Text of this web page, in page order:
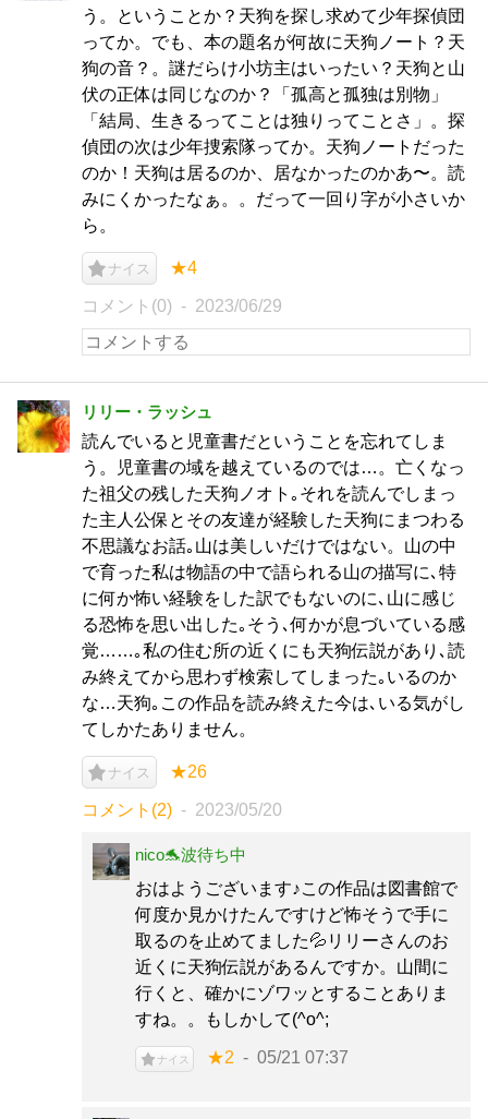
う。ということか？天狗を探し求めて少年探偵団
ってか。でも、本の題名が何故に天狗ノート？天
狗の音？。謎だらけ小坊主はいったい？天狗と山
伏の正体は同じなのか？「孤高と孤独は別物」
「結局、生きるってことは独りってことさ」。探
偵団の次は少年捜索隊ってか。天狗ノートだった
のか！天狗は居るのか、居なかったのかあ〜。読
みにくかったなぁ。。だって一回り字が小さいか
ら。
ナイス ★4
コメント(0) 2023/06/29
リリー・ラッシュ
読んでいると児童書だということを忘れてしま
う。児童書の域を越えているのでは…。亡くなっ
た祖父の残した天狗ノオト｡それを読んでしまっ
た主人公保とその友達が経験した天狗にまつわる
不思議なお話｡山は美しいだけではない。山の中
で育った私は物語の中で語られる山の描写に､特
に何か怖い経験をした訳でもないのに､山に感じ
る恐怖を思い出した｡そう､何かが息づいている感
覚……｡私の住む所の近くにも天狗伝説があり､読
み終えてから思わず検索してしまった｡いるのか
な…天狗｡この作品を読み終えた今は､いる気がし
てしかたありません。
ナイス ★26
コメント(2) 2023/05/20
nico🐬波待ち中
おはようございます♪この作品は図書館で
何度か見かけたんですけど怖そうで手に
取るのを止めてました💦リリーさんのお
近くに天狗伝説があるんですか。山間に
行くと、確かにゾワッとすることありま
すね。。もしかして(^o^;
ナイス ★2 05/21 07:37